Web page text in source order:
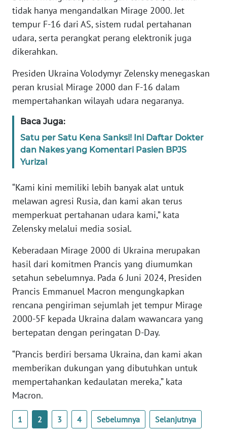
tidak hanya mengandalkan Mirage 2000. Jet
tempur F-16 dari AS, sistem rudal pertahanan
udara, serta perangkat perang elektronik juga
dikerahkan.
Presiden Ukraina Volodymyr Zelensky menegaskan
peran krusial Mirage 2000 dan F-16 dalam
mempertahankan wilayah udara negaranya.
Baca Juga:
Satu per Satu Kena Sanksi! Ini Daftar Dokter
dan Nakes yang Komentari Pasien BPJS
Yurizal
“Kami kini memiliki lebih banyak alat untuk
melawan agresi Rusia, dan kami akan terus
memperkuat pertahanan udara kami,” kata
Zelensky melalui media sosial.
Keberadaan Mirage 2000 di Ukraina merupakan
hasil dari komitmen Prancis yang diumumkan
setahun sebelumnya. Pada 6 Juni 2024, Presiden
Prancis Emmanuel Macron mengungkapkan
rencana pengiriman sejumlah jet tempur Mirage
2000-5F kepada Ukraina dalam wawancara yang
bertepatan dengan peringatan D-Day.
“Prancis berdiri bersama Ukraina, dan kami akan
memberikan dukungan yang dibutuhkan untuk
mempertahankan kedaulatan mereka,” kata
Macron.
1 2 3 4 Sebelumnya Selanjutnya
KARIR
DISCLAIMER
News
Regional
WN
SUMUT
WN
WN
JABAR
BANTEN
WN
NTT
WN
WN
PAPUA
WN
PAPUA
BARAT